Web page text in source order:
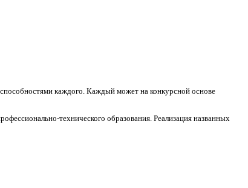
каждого. Каждый может на конкурсной основе
технического образования. Реализация названных